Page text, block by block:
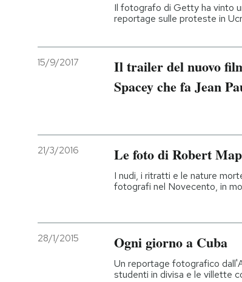
Il fotografo di Getty ha vinto
reportage sulle proteste in
15/9/2017
Il trailer del nuovo
Spacey che fa Jean
21/3/2016 Le foto di Robert
I nudi, i ritratti e le nature
fotografi nel Novecento, in
28/1/2015 Ogni giorno a Cuba
Un reportage fotografico
studenti in divisa e le villette